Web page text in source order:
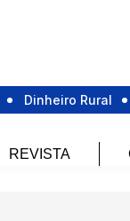
Dinheiro Rural
REVISTA